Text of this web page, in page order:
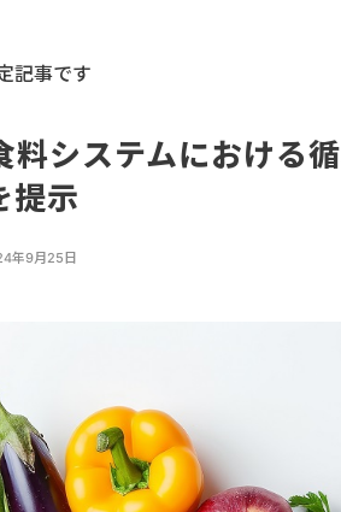
記事です
料システムにおける
提示
年9月25日